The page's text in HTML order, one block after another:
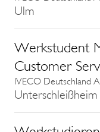
Ulm
Werkstudent
Customer
IVECO Deutschland
Unterschleißheim